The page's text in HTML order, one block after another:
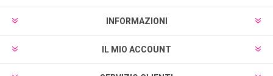
INFORMAZIONI
IL MIO ACCOUNT